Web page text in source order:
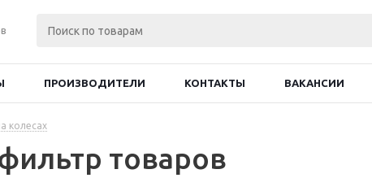
ПРОИЗВОДИТЕЛИ КОНТАКТЫ ВАКАНСИИ
колесах
товаров